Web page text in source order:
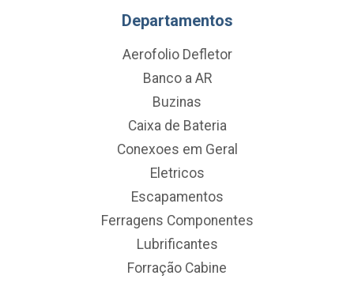
Departamentos
Aerofolio Defletor
Banco a AR
Buzinas
Caixa de Bateria
Conexoes em Geral
Eletricos
Escapamentos
Ferragens Componentes
Lubrificantes
Forração Cabine